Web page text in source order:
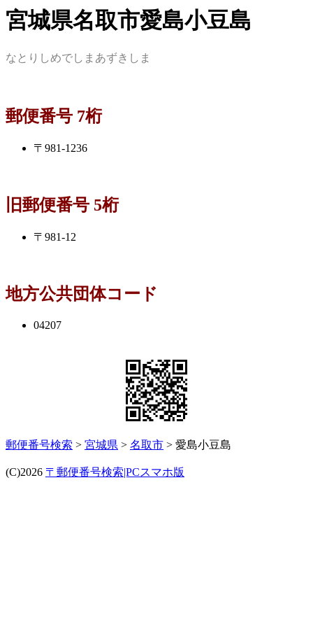
宮城県名取市愛島小豆島
なとりしめでしまあずきしま
郵便番号 7桁
〒981-1236
旧郵便番号 5桁
〒981-12
地方公共団体コード
04207
郵便番号検索 > 宮城県 > 名取市 > 愛島小豆島
(C)2026 〒郵便番号検索|PCスマホ版